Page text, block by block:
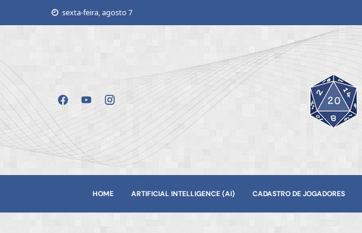
sexta-feira, agosto 7
HOME ARTIFICIAL INTELLIGENCE (AI) CADASTRO DE JOGADORES